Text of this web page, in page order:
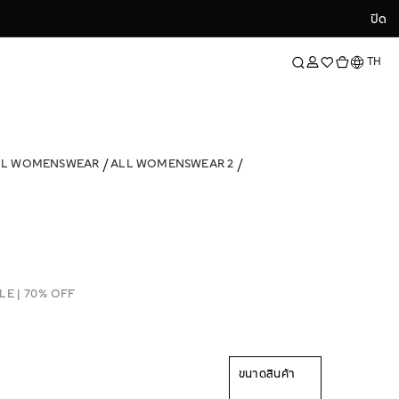
ปิด
ปิด
ภาษาTH
WOMENSWEAR
ALL WOMENSWEAR 2
| 70% OFF
ขนาดสินค้า